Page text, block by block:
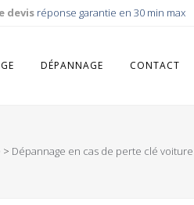
devis réponse garantie en 30 min max
DÉPANNAGE CONTACT
> Dépannage en cas de perte clé voiture